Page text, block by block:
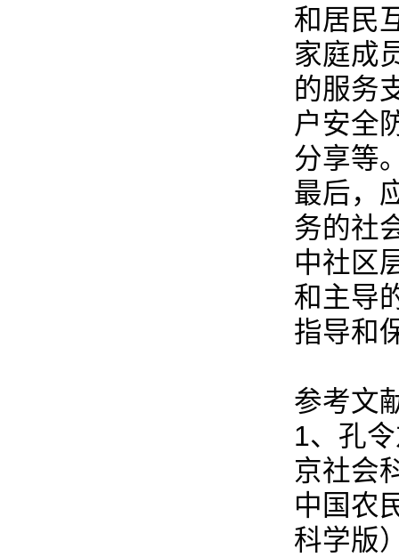
和居民
家庭成
的服务
户安全
分享等
最后，
务的社
中社区
和主导
指导和
参考文
1、孔
京社会
中国农
科学版